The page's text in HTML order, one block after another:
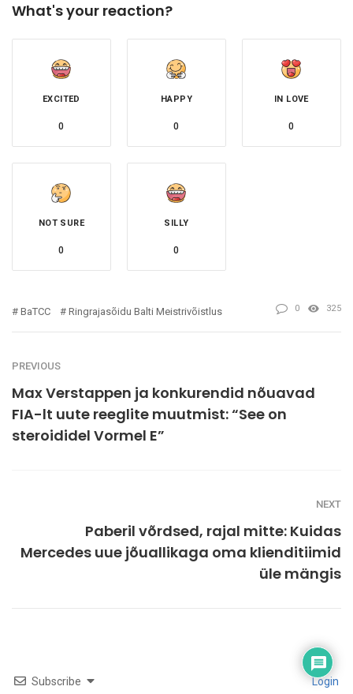
What's your reaction?
EXCITED
0
HAPPY
0
IN LOVE
0
NOT SURE
0
SILLY
0
BaTCC Ringrajasõidu Balti Meistrivõistlus 0 325
PREVIOUS
Max Verstappen ja konkurendid nõuavad
FIA-lt uute reeglite muutmist: “See on
steroididel Vormel E”
NEXT
Paberil võrdsed, rajal mitte: Kuidas
Mercedes uue jõuallikaga oma klienditiimid
üle mängis
Subscribe Login